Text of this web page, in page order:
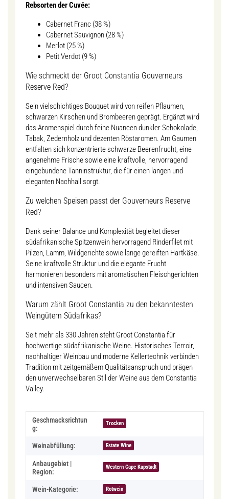
Rebsorten der Cuvée:
Cabernet Franc (38 %)
Cabernet Sauvignon (28 %)
Merlot (25 %)
Petit Verdot (9 %)
Wie schmeckt der Groot Constantia Gouverneurs
Reserve Red?
Sein vielschichtiges Bouquet wird von reifen Pflaumen,
schwarzen Kirschen und Brombeeren geprägt. Ergänzt wird
das Aromenspiel durch feine Nuancen dunkler Schokolade,
Tabak, Zedernholz und dezenten Röstaromen. Am Gaumen
entfalten sich konzentrierte schwarze Beerenfrucht, eine
angenehme Frische sowie eine kraftvolle, hervorragend
eingebundene Tanninstruktur, die für einen langen und
eleganten Nachhall sorgt.
Zu welchen Speisen passt der Gouverneurs Reserve
Red?
Dank seiner Balance und Komplexität begleitet dieser
südafrikanische Spitzenwein hervorragend Rinderfilet mit
Pilzen, Lamm, Wildgerichte sowie lange gereiften Hartkäse.
Seine kraftvolle Struktur und die elegante Frucht
harmonieren besonders mit aromatischen Fleischgerichten
und intensiven Saucen.
Warum zählt Groot Constantia zu den bekanntesten
Weingütern Südafrikas?
Seit mehr als 330 Jahren steht Groot Constantia für
hochwertige südafrikanische Weine. Historisches Terroir,
nachhaltiger Weinbau und moderne Kellertechnik verbinden
Tradition mit zeitgemäßem Qualitätsanspruch und prägen
den unverwechselbaren Stil der Weine aus dem Constantia
Valley.
Produkteigenschaft
Wert
Geschmacksrichtun
g:
Trocken
Weinabfüllung: Estate Wine
Anbaugebiet |
Region:
Western Cape Kapstadt
Wein-Kategorie: Rotwein